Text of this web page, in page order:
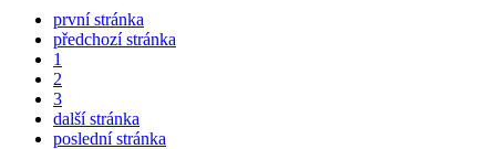
první stránka
předchozí stránka
1
2
3
další stránka
poslední stránka